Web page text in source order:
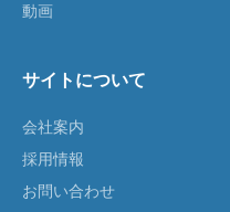
動画
サイトについて
会社案内
採用情報
お問い合わせ